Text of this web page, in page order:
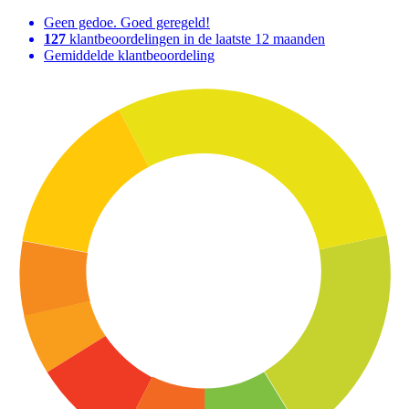
Geen gedoe. Goed geregeld!
127 klantbeoordelingen in de laatste 12 maanden
Gemiddelde klantbeoordeling